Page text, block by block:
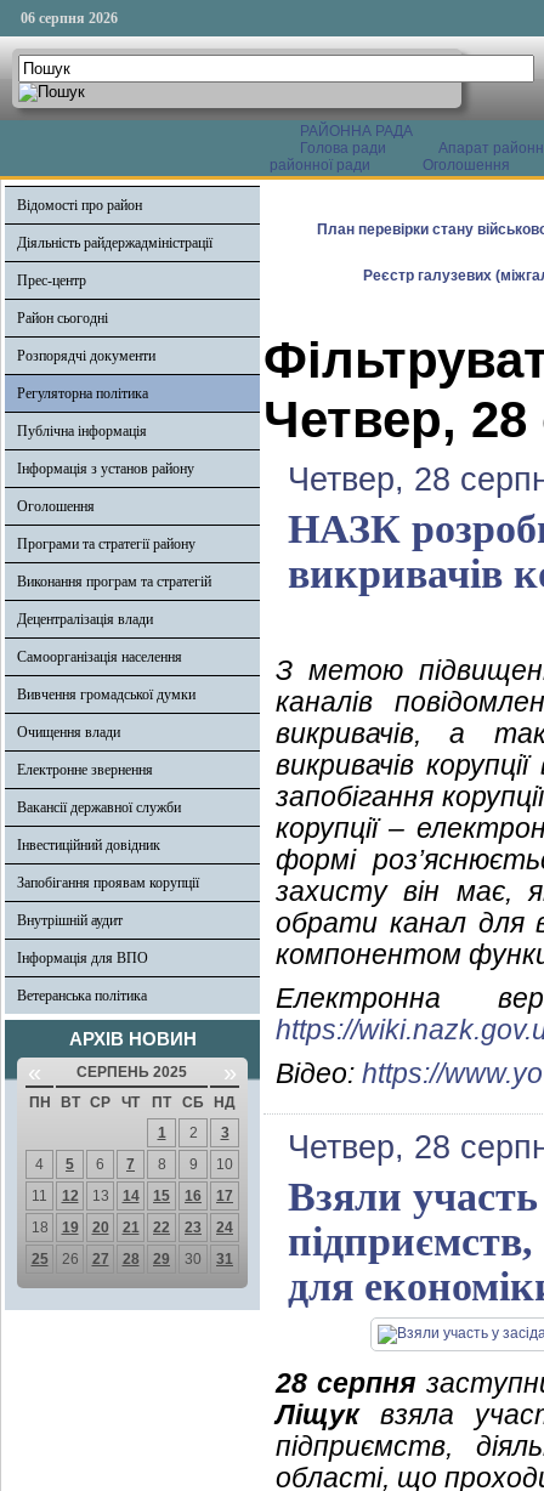
06 серпня 2026
РАЙОННА РАДА
Голова ради
Апарат
районної ради
Оголошення
Відомості про район
Діяльність райдержадміністрації
Прес-центр
Район сьогодні
Розпорядчі документи
Регуляторна політика
Публічна інформація
Інформація з установ району
Оголошення
Програми та стратегії району
Виконання програм та стратегій
Децентралізація влади
Самоорганізація населення
Вивчення громадської думки
Очищення влади
Електронне звернення
Вакансії державної служби
Інвестиційний довідник
Запобігання проявам корупції
Внутрішній аудит
Інформація для ВПО
Ветеранська політика
АРХІВ НОВИН
« СЕРПЕНЬ 2025 »
ПН ВТ СР ЧТ ПТ СБ
НД
1
2
3
4
5 6 7 8 9
10
11
12 13 14 15 16
17
18
19 20 21 22 23
24
25
26 27 28 29 30 31
План перевірки стану
Реєстр галузевих
Четвер, 28
Четвер, 28
НАЗК
викривачів
З метою
каналів
викривачів, а
викривачів
запобігання
корупції –
формі
захисту він має,
обрати канал для
компонентом
Електронна
https://
Відео: https://
Четвер, 28
Взяли участь
для
28 серпня
Ліщук взяла
підприємств,
області, що